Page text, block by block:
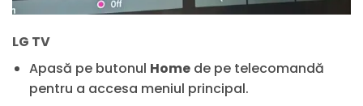
LG TV
Apasă pe butonul Homede pe telecomandă
pentru a accesa meniul principal.